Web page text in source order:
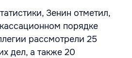
Зенин отметил,
порядке
рассмотрели 25
дел, а также 20